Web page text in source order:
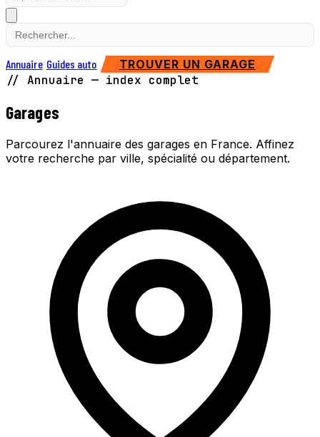
Annuaire Guides auto TROUVER UN GARAGE
// Annuaire — index complet
Garages
Parcourez l'annuaire des garages en France. Affinez
votre recherche par ville, spécialité ou département.